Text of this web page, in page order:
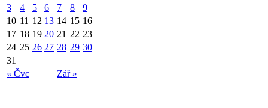
« Čvc Zář »
3
4 5 6 7 8
9
10 11 12 13 14 15 16
17 18 19 20 21 22 23
24 25 26 27 28 29 30
31